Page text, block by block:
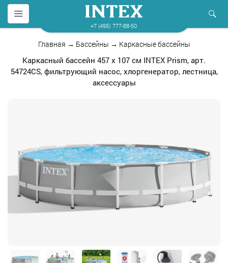
+7 (495) 777-88-50
Главная → Бассейны → Каркасные бассейны
Каркасный бассейн 457 х 107 см INTEX Prism, арт.
54724CS, фильтрующий насос, хлоргенератор, лестница,
аксессуары